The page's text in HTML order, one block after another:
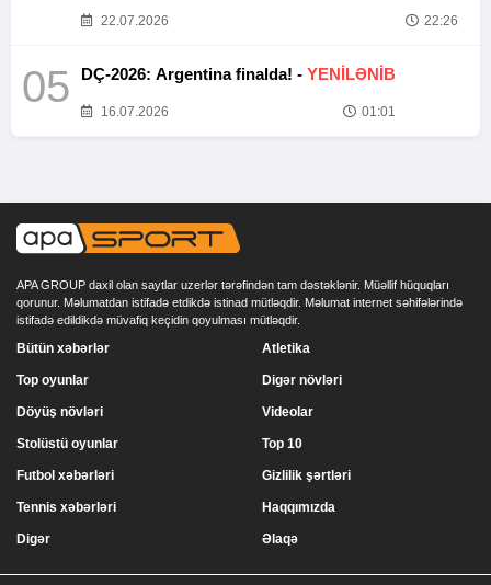
22.07.2026 22:26
05 DÇ-2026: Argentina finalda! - YENİLƏNİB
16.07.2026 01:01
APA GROUP daxil olan saytlar uzerlər tərəfindən tam dəstəklənir. Müəllif hüquqları
qorunur. Məlumatdan istifadə etdikdə istinad mütləqdir. Məlumat internet səhifələrində
istifadə edildikdə müvafiq keçidin qoyulması mütləqdir.
Bütün xəbərlər
Top oyunlar
Döyüş növləri
Stolüstü oyunlar
Atletika
Digər növləri
Videolar
Top 10
Futbol xəbərləri
Tennis xəbərləri
Digər
Gizlilik şərtləri
Haqqımızda
Əlaqə